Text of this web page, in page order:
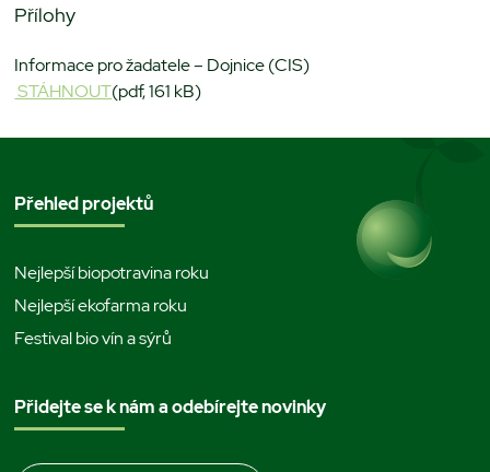
Přílohy
Informace pro žadatele – Dojnice (CIS)
STÁHNOUT(pdf, 161 kB)
Přehled projektů
Nejlepší biopotravina roku
Nejlepší ekofarma roku
Festival bio vín a sýrů
Přidejte se k nám a odebírejte novinky